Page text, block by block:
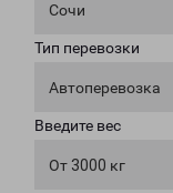
Сочи
Тип перевозки
Автоперевозка
Введите вес
От 3000 кг